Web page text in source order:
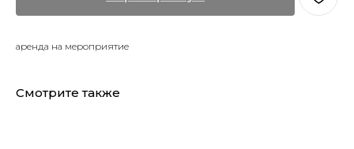
аренда на мероприятие
Смотрите также